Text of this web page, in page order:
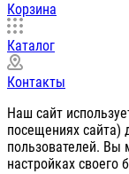
Корзина
Каталог
Контакты
Наш сайт
посещениях сайта)
пользователей. Вы
настройках своего